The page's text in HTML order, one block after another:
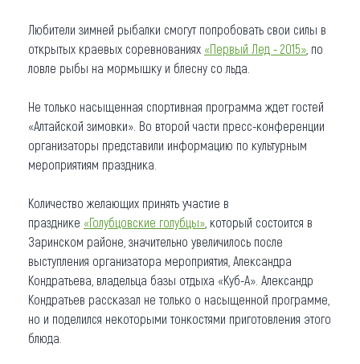
Любители зимней рыбалки смогут попробовать свои силы в
открытых краевых соревнованиях «Первый Лед - 2015» , по
ловле рыбы на мормышку и блесну со льда.
Не только насыщенная спортивная программа ждет гостей
«Алтайской зимовки». Во второй части пресс-конференции
организаторы представили информацию по культурным
мероприятиям праздника.
Количество желающих принять участие в
празднике «Голубцовские голубцы» , который состоится в
Заринском районе, значительно увеличилось после
выступления организатора мероприятия, Александра
Кондратьева, владельца базы отдыха «Куб-А». Александр
Кондратьев рассказал не только о насыщенной программе,
но и поделился некоторыми тонкостями приготовления этого
блюда.